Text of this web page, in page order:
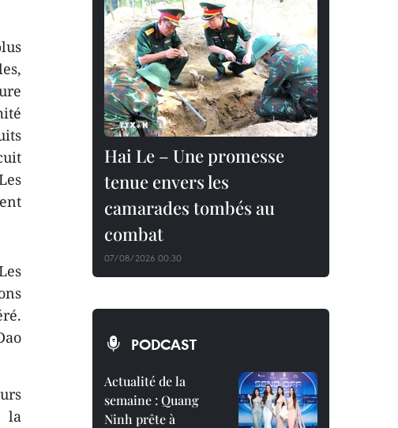
la
Hai Le – Une promesse
tenue envers les
camarades tombés au
combat
07/08/2026 00:30
PODCAST
Actualité de la
semaine : Quang
Ninh prête à